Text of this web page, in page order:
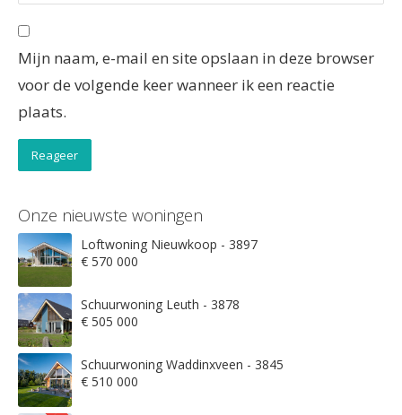
Mijn naam, e-mail en site opslaan in deze browser
voor de volgende keer wanneer ik een reactie
plaats.
Onze nieuwste woningen
Loftwoning Nieuwkoop - 3897
€ 570 000
Schuurwoning Leuth - 3878
€ 505 000
Schuurwoning Waddinxveen - 3845
€ 510 000